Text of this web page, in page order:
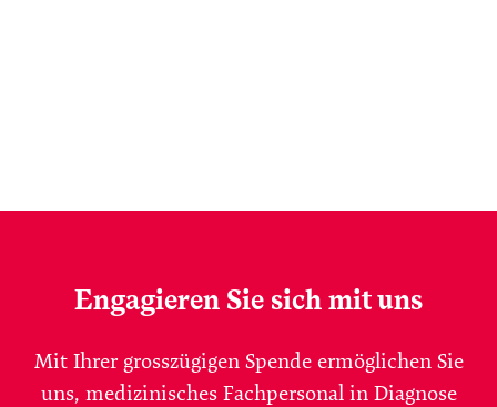
Engagieren Sie sich mit uns
Mit Ihrer grosszügigen Spende ermöglichen Sie
uns, medizinisches Fachpersonal in Diagnose